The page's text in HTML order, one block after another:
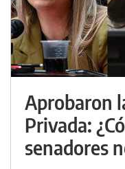
Aprobaron
Privada:
senadores